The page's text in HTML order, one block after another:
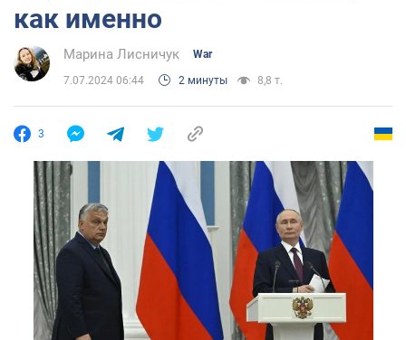
как именно
Марина Лисничук War
7.07.2024 06:44 2 минуты 8,8 т.
3